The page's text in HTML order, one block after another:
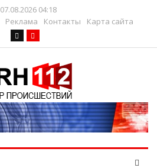
07.08.2026 04:18
Реклама Контакты Карта сайта